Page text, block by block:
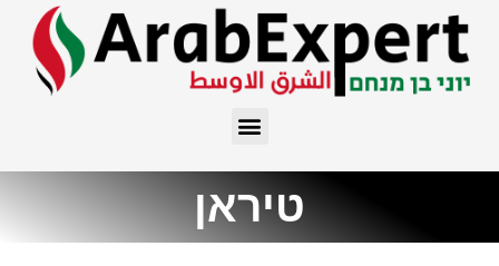
טיראן